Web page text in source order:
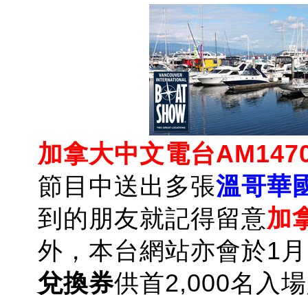
加拿大中文電台
節目中送出多張溫哥華
到的朋友就記得留意加
外，本台網站亦會於1
兌換券供首2,000名入